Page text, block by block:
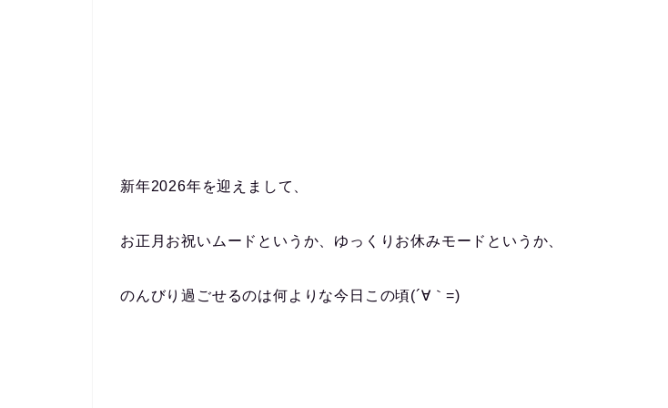
新年2026年を迎えまして、
お正月お祝いムードというか、ゆっくりお休みモードというか、
のんびり過ごせるのは何よりな今日この頃(´∀｀=)